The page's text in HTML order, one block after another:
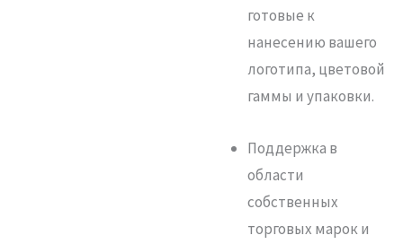
готовые к
нанесению вашего
логотипа, цветовой
гаммы и упаковки.
Поддержка в
области
собственных
торговых марок и